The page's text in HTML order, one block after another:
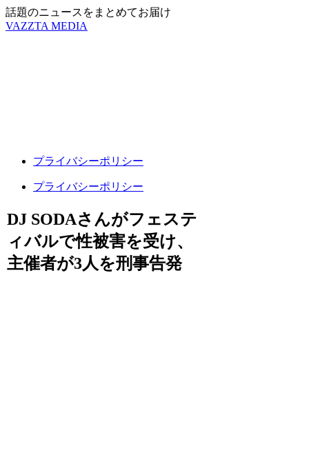
話題のニュースをまとめてお届け
VAZZTA MEDIA
プライバシーポリシー
プライバシーポリシー
DJ SODAさんがフェステ
ィバルで性被害を受け、
主催者が3人を刑事告発